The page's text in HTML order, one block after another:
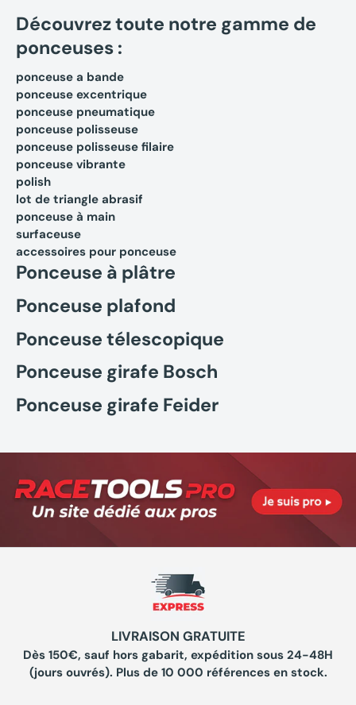
Découvrez toute notre gamme de
ponceuses :
ponceuse a bande
ponceuse excentrique
ponceuse pneumatique
ponceuse polisseuse
ponceuse polisseuse filaire
ponceuse vibrante
polish
lot de triangle abrasif
ponceuse à main
surfaceuse
accessoires pour ponceuse
Ponceuse à plâtre
Ponceuse plafond
Ponceuse télescopique
Ponceuse girafe Bosch
Ponceuse girafe Feider
LIVRAISON GRATUITE
Dès 150€, sauf hors gabarit, expédition sous 24-48H
(jours ouvrés). Plus de 10 000 références en stock.